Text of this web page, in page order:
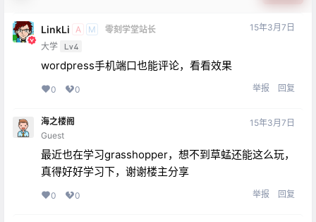
LinkLi A M
零刻学堂站长
大学 Lv4
15年3月7日
wordpress手机端口也能评论，看看效果
0 0 举报 回复
海之楼阁
Guest
15年3月7日
最近也在学习grasshopper，想不到草蜢还能这么玩，
真得好好学习下，谢谢楼主分享
0 0 举报 回复